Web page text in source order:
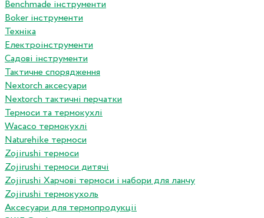
Benchmade інструменти
Boker інструменти
Техніка
Електроінструменти
Садові інструменти
Тактичне спорядження
Nextorch аксесуари
Nextorch тактичні перчатки
Термоси та термокухлі
Wacaco термокухлі
Naturehike термоси
Zojirushi термоси
Zojirushi термоси дитячі
Zojirushi Харчові термоси і набори для ланчу
Zojirushi термокухоль
Аксесуари для термопродукціі